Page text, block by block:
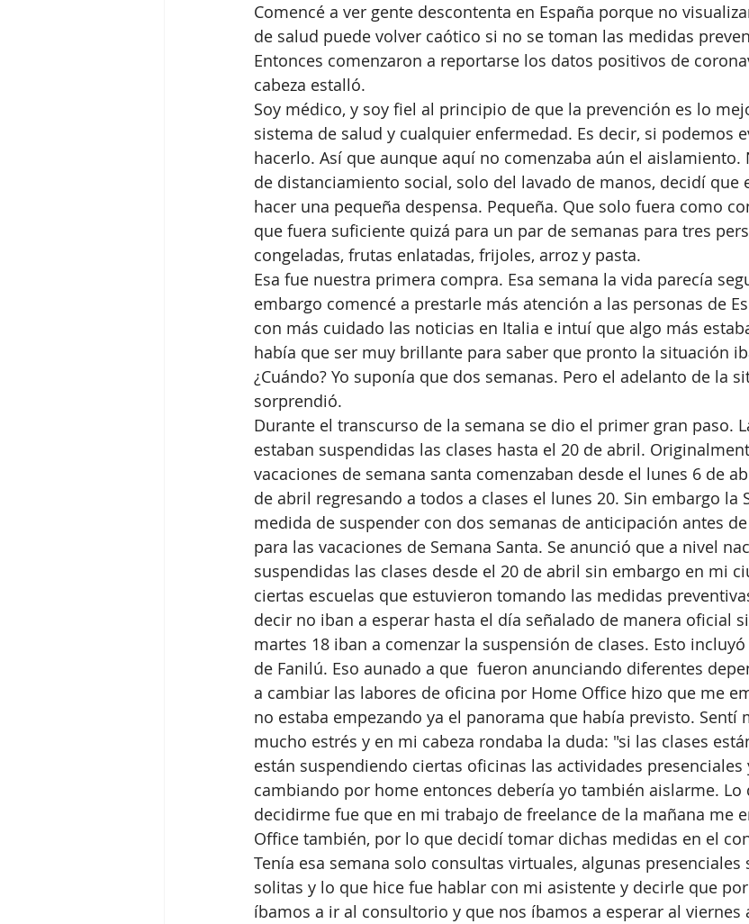
Comencé a ver gente descontenta en España porque no
de salud puede volver caótico si no se toman las medidas
Entonces comenzaron a reportarse los datos positivos de
cabeza estalló.
Soy médico, y soy fiel al principio de que la prevención es lo
sistema de salud y cualquier enfermedad. Es decir, si podemos
hacerlo. Así que aunque aquí no comenzaba aún el aislamiento.
de distanciamiento social, solo del lavado de manos, decidí que
hacer una pequeña despensa. Pequeña. Que solo fuera como
que fuera suficiente quizá para un par de semanas para tres
congeladas, frutas enlatadas, frijoles, arroz y pasta.
Esa fue nuestra primera compra. Esa semana la vida parecía
embargo comencé a prestarle más atención a las personas de
con más cuidado las noticias en Italia e intuí que algo más
había que ser muy brillante para saber que pronto la situación
¿Cuándo? Yo suponía que dos semanas. Pero el adelanto de la
sorprendió.
Durante el transcurso de la semana se dio el primer gran paso.
estaban suspendidas las clases hasta el 20 de abril.
vacaciones de semana santa comenzaban desde el lunes 6 de
de abril regresando a todos a clases el lunes 20. Sin embargo la
medida de suspender con dos semanas de anticipación antes
para las vacaciones de Semana Santa. Se anunció que a nivel
suspendidas las clases desde el 20 de abril sin embargo en mi
ciertas escuelas que estuvieron tomando las medidas
decir no iban a esperar hasta el día señalado de manera oficial
martes 18 iban a comenzar la suspensión de clases. Esto
de Fanilú. Eso aunado a que  fueron anunciando diferentes
a cambiar las labores de oficina por Home Office hizo que me
no estaba empezando ya el panorama que había previsto. Sentí
mucho estrés y en mi cabeza rondaba la duda: "si las clases
están suspendiendo ciertas oficinas las actividades presenciales
cambiando por home entonces debería yo también aislarme. Lo
decidirme fue que en mi trabajo de freelance de la mañana me
Office también, por lo que decidí tomar dichas medidas en el
Tenía esa semana solo consultas virtuales, algunas
solitas y lo que hice fue hablar con mi asistente y decirle que
íbamos a ir al consultorio y que nos íbamos a esperar al viernes